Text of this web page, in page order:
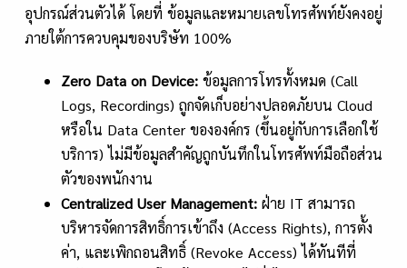
อุปกรณ์ส่วนตัวได้ โดยที่ ข้อมูลและหมายเลขโทรศัพท์ยังคงอยู่
ภายใต้การควบคุมของบริษัท 100%
Zero Data on Device: ข้อมูลการโทรทั้งหมด (Call
Logs, Recordings) ถูกจัดเก็บอย่างปลอดภัยบน Cloud
หรือใน Data Center ขององค์กร (ขึ้นอยู่กับการเลือกใช้
บริการ) ไม่มีข้อมูลสำคัญถูกบันทึกในโทรศัพท์มือถือส่วน
ตัวของพนักงาน
Centralized User Management: ฝ่าย IT สามารถ
บริหารจัดการสิทธิ์การเข้าถึง (Access Rights), การตั้ง
ค่า, และเพิกถอนสิทธิ์ (Revoke Access) ได้ทันทีที่